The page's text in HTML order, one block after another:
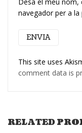
navegador per a
This site uses
comment data is
RELATED